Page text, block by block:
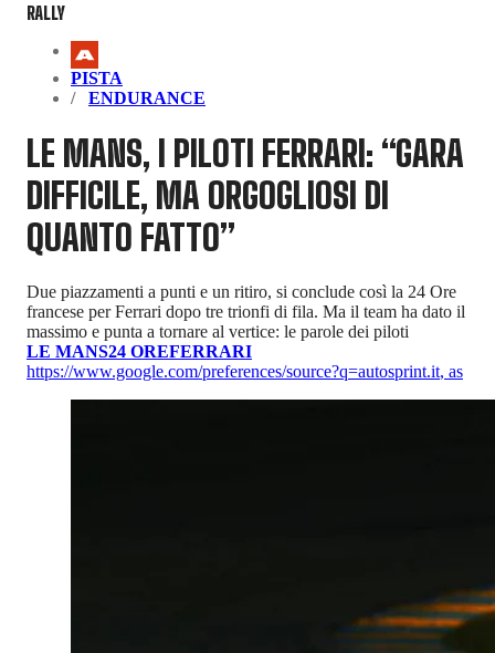
RALLY
PISTA
ENDURANCE
LE MANS, I PILOTI FERRARI: “GARA
DIFFICILE, MA ORGOGLIOSI DI
QUANTO FATTO”
Due piazzamenti a punti e un ritiro, si conclude così la 24 Ore
francese per Ferrari dopo tre trionfi di fila. Ma il team ha dato il
massimo e punta a tornare al vertice: le parole dei piloti
LE MANS24 OREFERRARI
https://www.google.com/preferences/source?q=autosprint.it, as